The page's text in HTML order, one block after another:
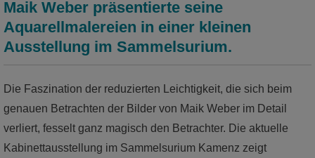
Themenwelt: Kamenz
Sonderausstellungsprojekte
Kindergeburtstage
Museumsshop
Museumcafé
Ponickauhaus
Fachbereich Archäologie
Sammlungen Archäologie
Mitarbeiter Archäologie
Fachbereich Zoologie
Sammlungen Botanik
Publikationen Zoologie
Sammlungen Geologie
Mitarbeiter Geologie
Fachbereich Kulturgeschichte
Sammlungen Kulturgeschichte
Schaumagazin
Sonderausstellung im Sammelsurium
Bibliothek
Museum digital
Museumsgeschichte
Jobangebote
Maik Weber präsentierte seine
Aquarellmalereien in einer kleinen
Ausstellung im Sammelsurium.
Die Faszination der reduzierten Leichtigkeit, die sich beim
genauen Betrachten der Bilder von Maik Weber im Detail
verliert, fesselt ganz magisch den Betrachter. Die aktuelle
Kabinettausstellung im Sammelsurium Kamenz zeigt